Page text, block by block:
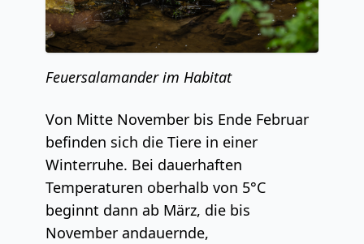
Feuersalamander im Habitat
Von Mitte November bis Ende Februar
befinden sich die Tiere in einer
Winterruhe. Bei dauerhaften
Temperaturen oberhalb von 5°C
beginnt dann ab März, die bis
November andauernde,